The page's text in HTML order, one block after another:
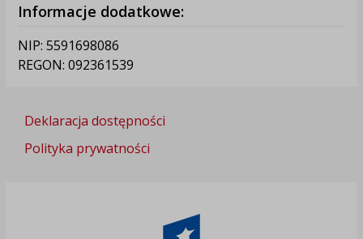
Informacje dodatkowe:
NIP: 5591698086
REGON: 092361539
Deklaracja dostępności
Polityka prywatności